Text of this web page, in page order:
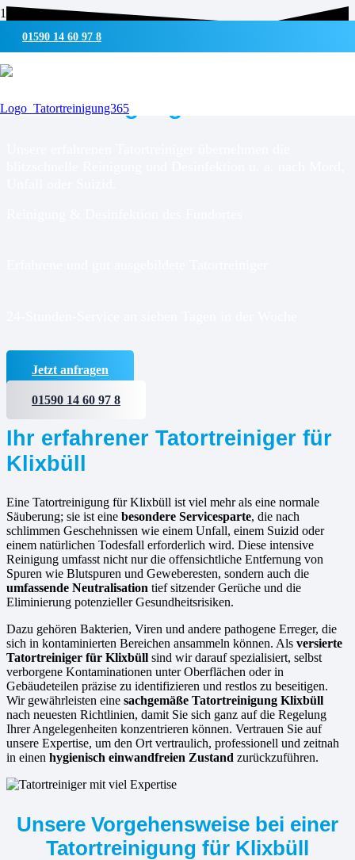
01590 14 60 97 8
UMWELTSCHONENDE REINIGUNG & DESINFEKTION
Tatortreinigung für
Jetzt anfragen
01590 14 60 97 8
Ihr erfahrener Tatortreiniger für
Klixbüll
Eine Tatortreinigung für Klixbüll ist viel mehr als eine normale
Säuberung; sie ist eine besondere Servicesparte, die nach
schlimmen Geschehnissen wie einem Unfall, einem Suizid oder
einem natürlichen Todesfall erforderlich wird. Diese intensive
Reinigung umfasst nicht nur die offensichtliche Entfernung von
Spuren wie Blutspuren und Geweberesten, sondern auch die
umfassende Neutralisation tief sitzender Gerüche und die
Eliminierung potenzieller Gesundheitsrisiken.
Dazu gehören Bakterien, Viren und andere pathogene Erreger, die
sich in kontaminierten Bereichen ansammeln können. Als versierte
Tatortreiniger für Klixbüll sind wir darauf spezialisiert, selbst
verborgene Kontaminationen unter Oberflächen oder in
Gebäudeteilen präzise zu identifizieren und restlos zu beseitigen.
Wir gewährleisten eine sachgemäße Tatortreinigung Klixbüll
nach neuesten Richtlinien, damit Sie sich ganz auf die Regelung
Ihrer Angelegenheiten konzentrieren können. Vertrauen Sie auf
unsere Expertise, um den Ort vertraulich, professionell und zeitnah
in einen hygienisch einwandfreien Zustand zurückzuführen.
Unsere Vorgehensweise bei einer
Tatortreinigung für Klixbüll